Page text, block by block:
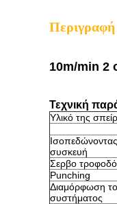
Περιγραφή
10m/min 2
Τεχνική
Υλικό της
Ισοπεδώνοντας
συσκευή
Σερβο
Punching
Διαμόρφωση
συστήματος